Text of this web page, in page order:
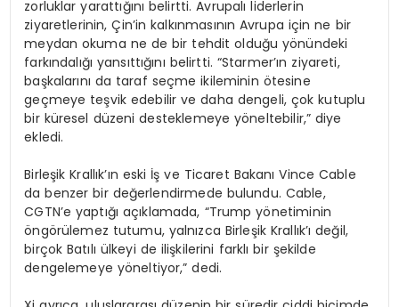
zorluklar yarattığını belirtti. Avrupalı liderlerin
ziyaretlerinin, Çin’in kalkınmasının Avrupa için ne bir
meydan okuma ne de bir tehdit olduğu yönündeki
farkındalığı yansıttığını belirtti. “Starmer’ın ziyareti,
başkalarını da taraf seçme ikileminin ötesine
geçmeye teşvik edebilir ve daha dengeli, çok kutuplu
bir küresel düzeni desteklemeye yöneltebilir,” diye
ekledi.
Birleşik Krallık’ın eski İş ve Ticaret Bakanı Vince Cable
da benzer bir değerlendirmede bulundu. Cable,
CGTN’e yaptığı açıklamada, “Trump yönetiminin
öngörülemez tutumu, yalnızca Birleşik Krallık’ı değil,
birçok Batılı ülkeyi de ilişkilerini farklı bir şekilde
dengelemeye yöneltiyor,” dedi.